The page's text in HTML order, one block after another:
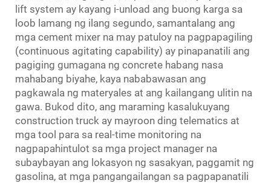
lift system ay kayang i-unload ang buong karga sa
loob lamang ng ilang segundo, samantalang ang
mga cement mixer na may patuloy na pagpapagiling
(continuous agitating capability) ay pinapanatili ang
pagiging gumagana ng concrete habang nasa
mahabang biyahe, kaya nababawasan ang
pagkawala ng materyales at ang kailangang ulitin na
gawa. Bukod dito, ang maraming kasalukuyang
construction truck ay mayroon ding telematics at
mga tool para sa real-time monitoring na
nagpapahintulot sa mga project manager na
subaybayan ang lokasyon ng sasakyan, paggamit ng
gasolina, at mga pangangailangan sa pagpapanatili